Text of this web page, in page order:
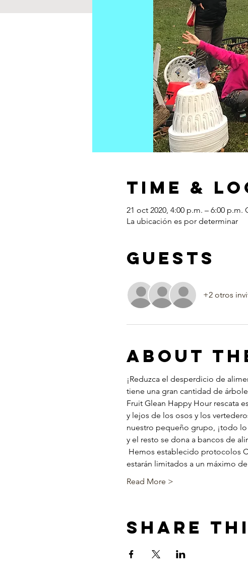
Time &
21 oct 2020, 4:00 p.m. – 6:00 p.m.
La ubicación es por determinar
Guests
+2 otros
About
¡Reduzca el desperdicio de
tiene una gran cantidad de
Fruit Glean Happy Hour rescata
y lejos de los osos y los
nuestro pequeño grupo, ¡todo lo
y el resto se dona a bancos de
estarán limitados a un máximo
Read More >
Share